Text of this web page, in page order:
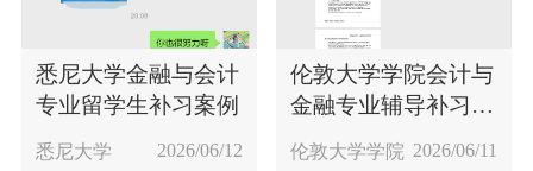
悉尼大学金融与会计
专业留学生补习案例
悉尼大学 2026/06/12
伦敦大学学院会计与
金融专业辅导补习案
伦敦大学学院 2026/06/11